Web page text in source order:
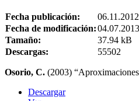
Fecha publicación:
06.11.2012
Fecha de modificación:04.07.2013
Tamaño:
37.94 kB
Descargas:
55502
Osorio, C. (2003)
Descargar